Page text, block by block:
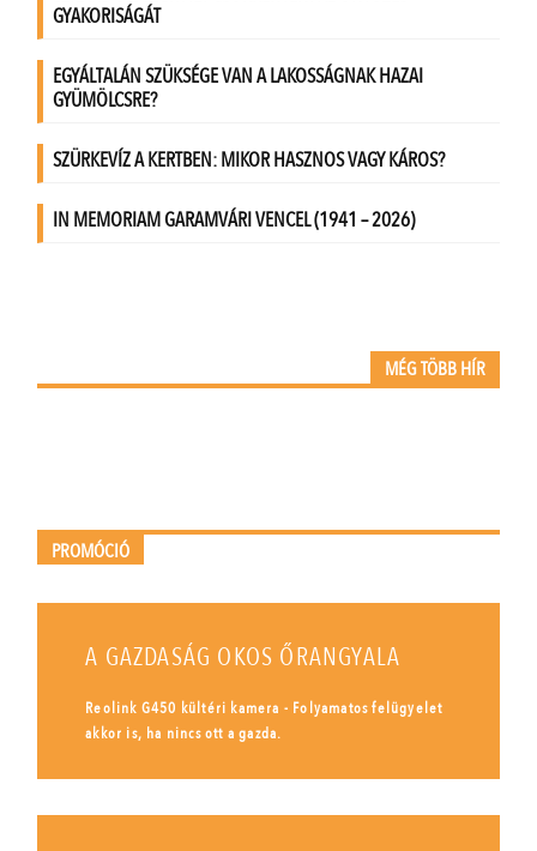
MÉG TÖBB HÍR
PROMÓCIÓ
A GAZDASÁG OKOS ŐRANGYALA
Reolink G450 kültéri kamera - Folyamatos felügyelet
akkor is, ha nincs ott a gazda.